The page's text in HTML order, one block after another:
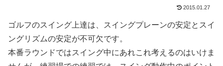
2015.01.27
ゴルフのスイング上達は、スイングプレーンの安定とスイ
ングリズムの安定が不可欠です。
本番ラウンドではスイング中にあれこれ考えるのはいけま